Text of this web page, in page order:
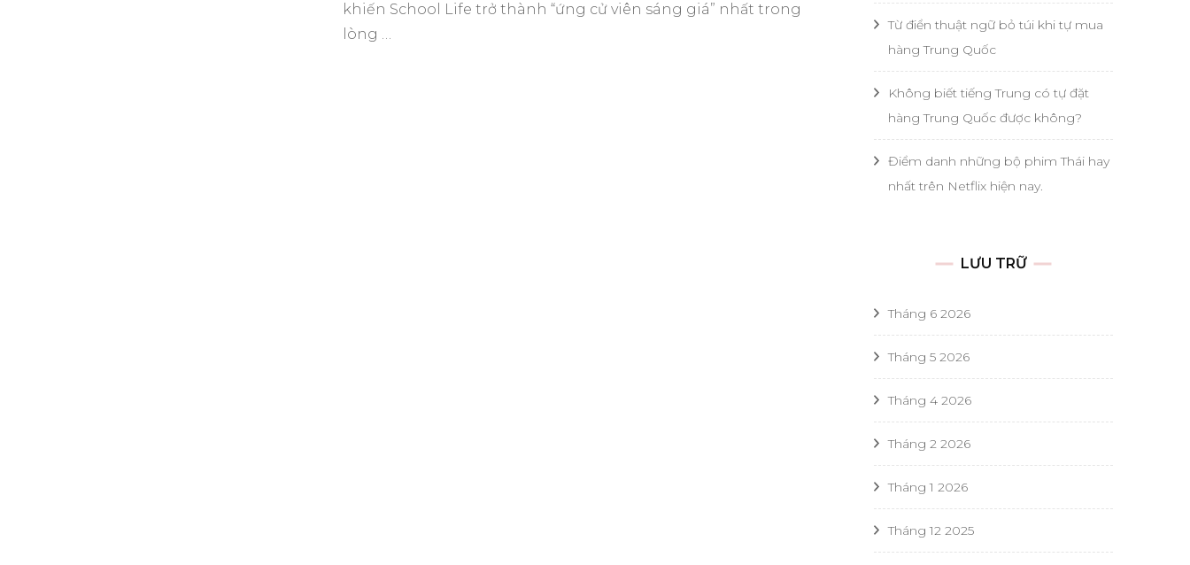
khiến School Life trở thành “ứng cử viên sáng giá” nhất trong
lòng …
Từ điển thuật ngữ bỏ túi khi tự mua
hàng Trung Quốc
Không biết tiếng Trung có tự đặt
hàng Trung Quốc được không?
Điểm danh những bộ phim Thái hay
nhất trên Netflix hiện nay.
LƯU TRỮ
Tháng 6 2026
Tháng 5 2026
Tháng 4 2026
Tháng 2 2026
Tháng 1 2026
Tháng 12 2025